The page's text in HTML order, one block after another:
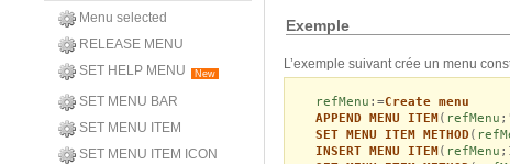
Menu selected
RELEASE MENU
SET HELP MENU
New
SET MENU BAR
SET MENU ITEM
SET MENU ITEM ICON
Exemple
L’exemple suivant crée un menu
refMenu :=Create menu
APPEND MENU ITEM( refMenu
SET MENU ITEM METHOD (
INSERT MENU ITEM( refMenu